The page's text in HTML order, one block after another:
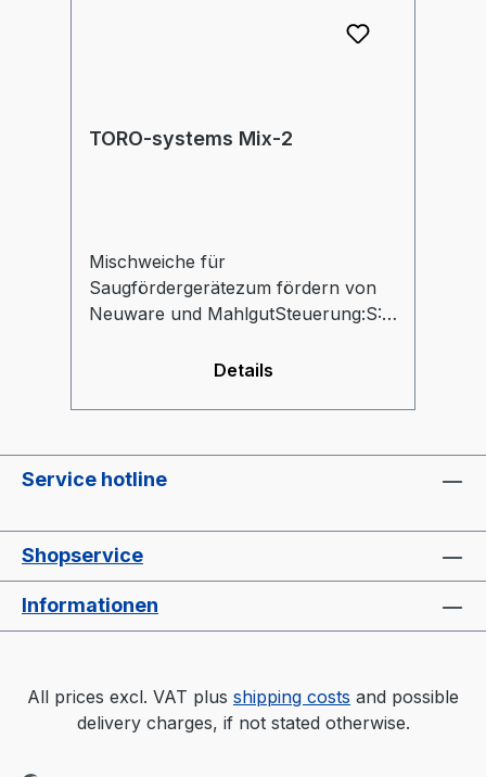
TORO-systems Mix-2
Mischweiche für
Saugfördergerätezum fördern von
Neuware und MahlgutSteuerung:S:
SYS-SteuerungE: mit eigener
Steuerung bzw.
esser:D 38 mm: für TORO-systems
Zentralanlagenabscheideroder
Fremdgeräte
Details
Service hotline
Shopservice
Informationen
All prices excl. VAT plus shipping costs and possible
delivery charges, if not stated otherwise.